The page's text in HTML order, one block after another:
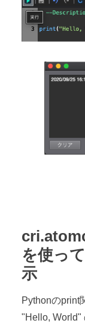
を使っ
示
Pythonのprint
"Hello, World"